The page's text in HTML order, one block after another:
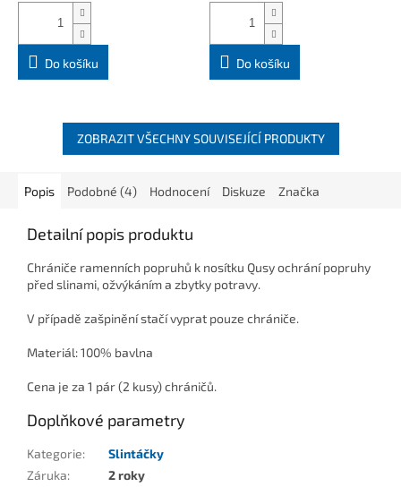
Do košíku Do košíku
ZOBRAZIT VŠECHNY SOUVISEJÍCÍ PRODUKTY
Popis Podobné (4) Hodnocení Diskuze Značka
Detailní popis produktu
Chrániče ramenních popruhů k nosítku Qusy ochrání popruhy
před slinami, ožvýkáním a zbytky potravy.
V případě zašpinění stačí vyprat pouze chrániče.
Materiál:100% bavlna
Cena je za 1 pár (2 kusy) chráničů.
Doplňkové parametry
Kategorie:
Slintáčky
Záruka:
2 roky